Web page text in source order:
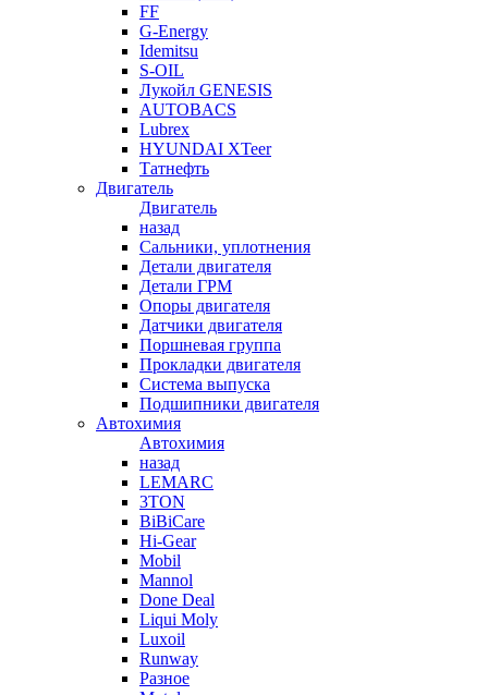
FF
G-Energy
Idemitsu
S-OIL
Лукойл GENESIS
AUTOBACS
Lubrex
HYUNDAI XTeer
Татнефть
Двигатель
Двигатель
назад
Сальники, уплотнения
Детали двигателя
Детали ГРМ
Опоры двигателя
Датчики двигателя
Поршневая группа
Прокладки двигателя
Система выпуска
Подшипники двигателя
Автохимия
Автохимия
назад
LEMARC
3TON
BiBiCare
Hi-Gear
Mobil
Mannol
Done Deal
Liqui Moly
Luxoil
Runway
Разное